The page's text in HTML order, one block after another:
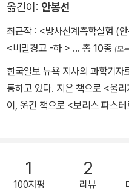
모조리 요약될 수 있다. 그녀는
라함이 아니다. 끝없는 '우물'로
려내는 엘리자베스는, 송경아씨
파울러와의 공동 단편집 『고
(1991)가 있다. 1987년, 단편
e)」과 장편 『추락하는 여인
받았다. 그 외에도 세계환상문
전상 등을 받았다. 캐런 조이 파
학적 시야를 넓힌 작품에 수여
옮긴이: 안봉선
최근작 : <방사선계측학실험 (
<비밀경고 -하 > … 총 10종 (모
한국일보 뉴욕 지사의 과학기
동하고 있다. 지은 책으로 <울
이, 옮긴 책으로 <보리스 파스
1
100자평
2
리뷰